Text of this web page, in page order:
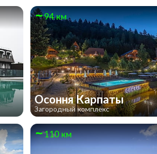
94 км
Осоння Карпаты
Загородный комплекс
110 км